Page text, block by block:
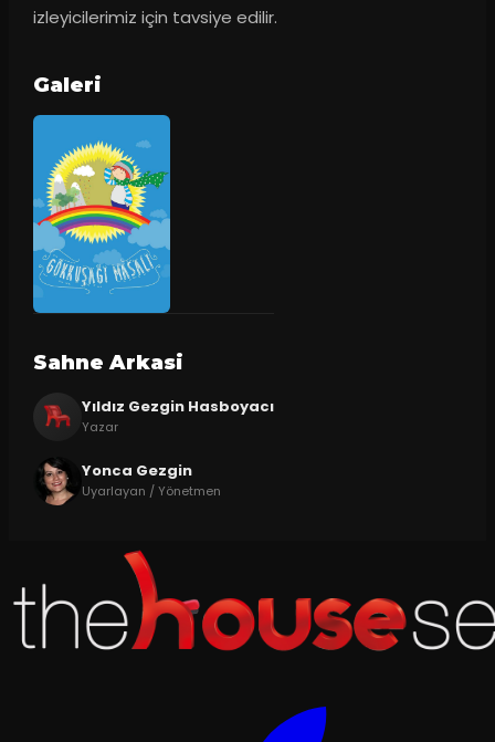
izleyicilerimiz için tavsiye edilir.
Galeri
Sahne Arkasi
Yıldız Gezgin Hasboyacı
Yazar
Yonca Gezgin
Uyarlayan / Yönetmen